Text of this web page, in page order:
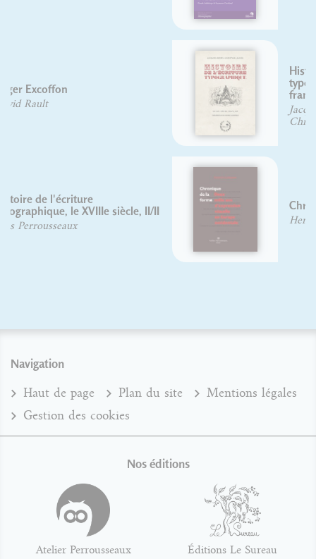
Histoire de l'écriture
typographique : Le XIXe siècle
Chronique de la forme
Herman Lampaert
Navigation
Haut de page Plan du site
Mentions légales
Gestion des cookies
Nos éditions
Atelier Perrousseaux Éditions Le Sureau